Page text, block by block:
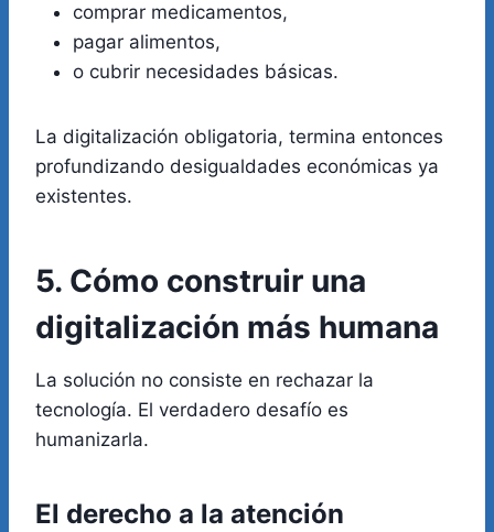
comprar medicamentos,
pagar alimentos,
o cubrir necesidades básicas.
La digitalización obligatoria, termina entonces
profundizando desigualdades económicas ya
existentes.
5. Cómo construir una
digitalización más humana
La solución no consiste en rechazar la
tecnología. El verdadero desafío es
humanizarla.
El derecho a la atención